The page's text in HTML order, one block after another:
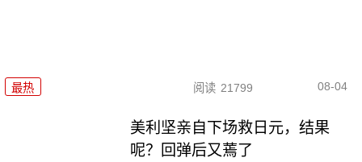
最热 阅读 21799 08-04
美利坚亲自下场救日元，结果
呢？回弹后又蔫了